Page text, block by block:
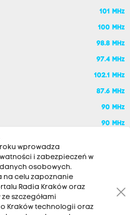
101 MHz
100 MHz
98.8 MHz
97.4 MHz
102.1 MHz
87.6 MHz
90 MHz
90 MHz
wprowadza
i zabezpieczeń w
osobowych.
na celu zapoznanie
Radia Kraków oraz
szczegółami
Kraków technologii oraz